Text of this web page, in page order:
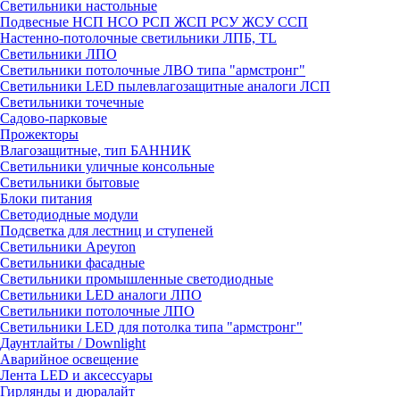
Светильники настольные
Подвесные НСП НСО РСП ЖСП РСУ ЖСУ ССП
Настенно-потолочные светильники ЛПБ, TL
Светильники ЛПО
Светильники потолочные ЛВО типа "армстронг"
Светильники LED пылевлагозащитные аналоги ЛСП
Светильники точечные
Садово-парковые
Прожекторы
Влагозащитные, тип БАННИК
Светильники уличные консольные
Светильники бытовые
Блоки питания
Светодиодные модули
Подсветка для лестниц и ступеней
Светильники Apeyron
Светильники фасадные
Светильники промышленные светодиодные
Светильники LED аналоги ЛПО
Светильники потолочные ЛПО
Светильники LED для потолка типа "армстронг"
Даунтлайты / Downlight
Аварийное освещение
Лента LED и аксессуары
Гирлянды и дюралайт